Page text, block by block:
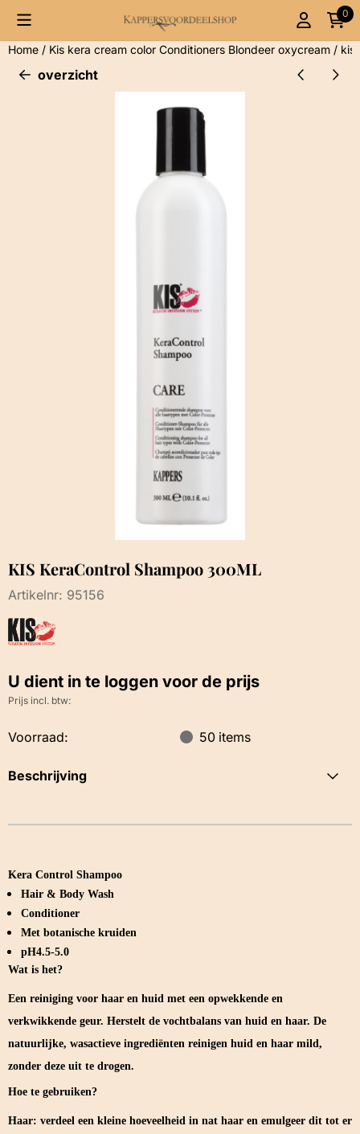
0
Home / Kis kera cream color Conditioners Blondeer oxycream / kis
overzicht
KIS KeraControl Shampoo 300ML
Artikelnr: 95156
U dient in te loggen voor de prijs
Prijs incl. btw:
Voorraad: 50 items
Beschrijving
Kera Control Shampoo
Hair & Body Wash
Conditioner
Met botanische kruiden
pH4.5-5.0
Wat is het?
Een reiniging voor haar en huid met een opwekkende en
verkwikkende geur. Herstelt de vochtbalans van huid en haar. De
natuurlijke, wasactieve ingrediënten reinigen huid en haar mild,
zonder deze uit te drogen.
Hoe te gebruiken?
Haar: verdeel een kleine hoeveelheid in nat haar en emulgeer dit tot er